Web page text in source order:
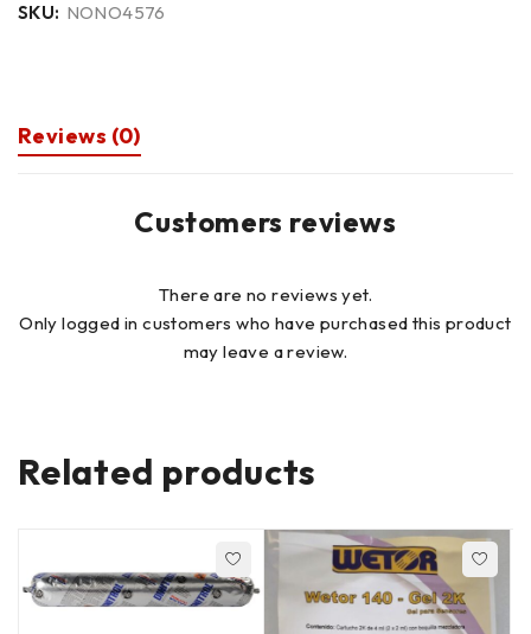
SKU: NONO4576
Reviews (0)
Customers reviews
There are no reviews yet.
Only logged in customers who have purchased this product
may leave a review.
Related products